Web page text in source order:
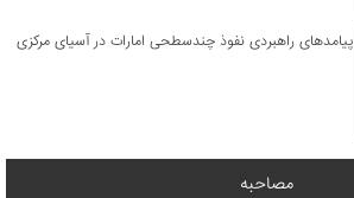
پیامدهای راهبردی نفوذ چندسطحی امارات در آسیای مرکزی
مصاحبه